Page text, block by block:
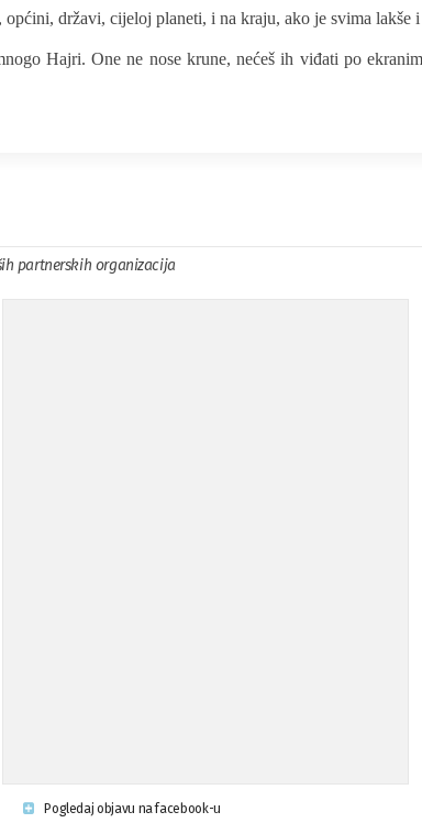
državi, cijeloj planeti, i na kraju, ako je svima lakše
Hajri. One ne nose krune, nećeš ih viđati po
partnerskih organizacija
Pogledaj objavu na facebook-u